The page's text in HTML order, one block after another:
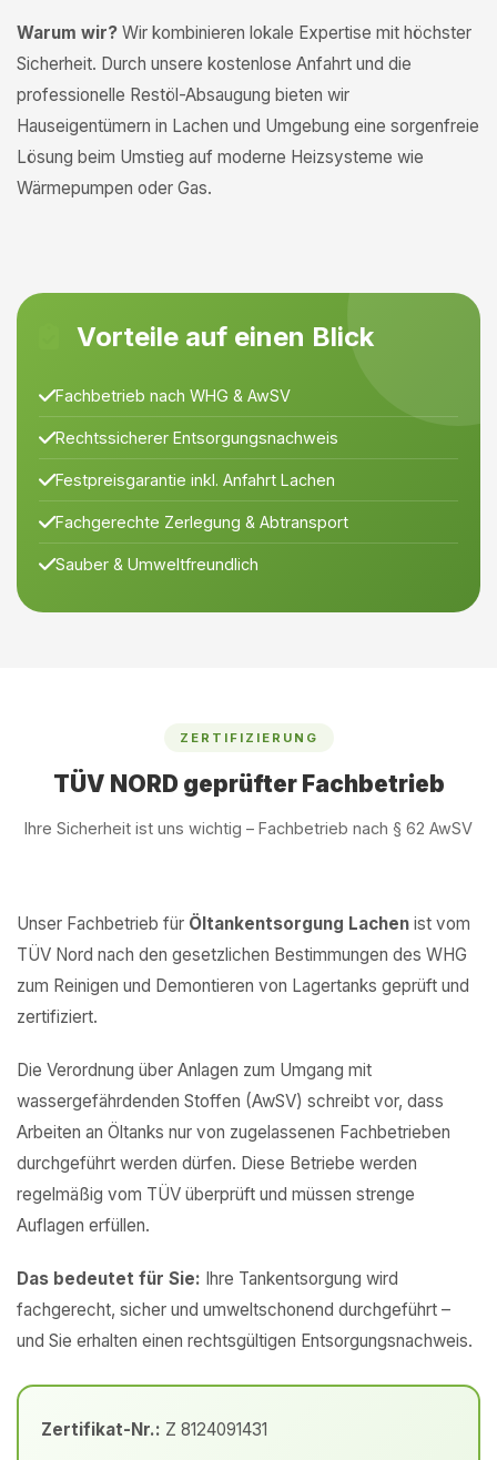
Warum wir? Wir kombinieren lokale Expertise mit höchster
Sicherheit. Durch unsere kostenlose Anfahrt und die
professionelle Restöl-Absaugung bieten wir
Hauseigentümern in Lachen und Umgebung eine sorgenfreie
Lösung beim Umstieg auf moderne Heizsysteme wie
Wärmepumpen oder Gas.
Vorteile auf einen Blick
Fachbetrieb nach WHG & AwSV
Rechtssicherer Entsorgungsnachweis
Festpreisgarantie inkl. Anfahrt Lachen
Fachgerechte Zerlegung & Abtransport
Sauber & Umweltfreundlich
ZERTIFIZIERUNG
TÜV NORD geprüfter Fachbetrieb
Ihre Sicherheit ist uns wichtig – Fachbetrieb nach § 62 AwSV
Unser Fachbetrieb für Öltankentsorgung Lachen ist vom
TÜV Nord nach den gesetzlichen Bestimmungen des WHG
zum Reinigen und Demontieren von Lagertanks geprüft und
zertifiziert.
Die Verordnung über Anlagen zum Umgang mit
wassergefährdenden Stoffen (AwSV) schreibt vor, dass
Arbeiten an Öltanks nur von zugelassenen Fachbetrieben
durchgeführt werden dürfen. Diese Betriebe werden
regelmäßig vom TÜV überprüft und müssen strenge
Auflagen erfüllen.
Das bedeutet für Sie: Ihre Tankentsorgung wird
fachgerecht, sicher und umweltschonend durchgeführt –
und Sie erhalten einen rechtsgültigen Entsorgungsnachweis.
Zertifikat-Nr.: Z 8124091431